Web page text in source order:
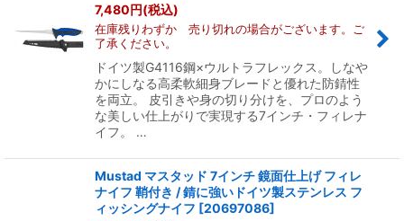
7,480円(税込)
在庫残りわずか 売り切れの場合がございます。ご
了承ください。
ドイツ製G4116鋼×ウルトラフレックス。しなや
かにしなる高柔軟細身ブレードと優れた防錆性
を両立。 皮引きや身の切り分けを、プロのよう
な美しい仕上がりで実現する7インチ・フィレナ
イフ。 …
Mustad マスタッド 7インチ 鏡面仕上げ フィレ
ナイフ 鞘付き / 錆に強いドイツ製ステンレス フ
ィッシングナイフ [20697086]